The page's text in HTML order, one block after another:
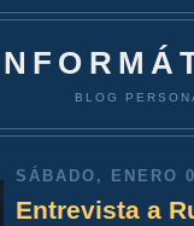
BLOG
SÁBADO, ENERO
Entrevista a